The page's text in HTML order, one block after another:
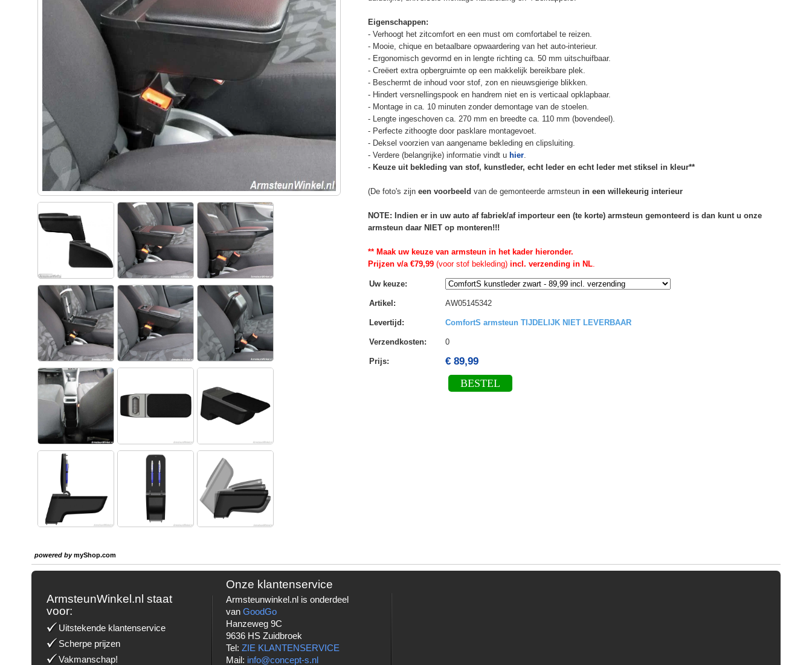
Eigenschappen:
- Verhoogt het zitcomfort en een must om comfortabel te reizen.
- Mooie, chique en betaalbare opwaardering van het auto-interieur.
- Ergonomisch gevormd en in lengte richting ca. 50 mm uitschuifbaar.
- Creëert extra opbergruimte op een makkelijk bereikbare plek.
- Beschermt de inhoud voor stof, zon en nieuwsgierige blikken.
- Hindert versnellingspook en handrem niet en is verticaal opklapbaar.
- Montage in ca. 10 minuten zonder demontage van de stoelen.
- Lengte ingeschoven ca. 270 mm en breedte ca. 110 mm (bovendeel).
- Perfecte zithoogte door pasklare montagevoet.
- Deksel voorzien van aangename bekleding en clipsluiting.
- Verdere (belangrijke) informatie vindt u hier.
- Keuze uit bekleding van stof, kunstleder, echt leder en echt leder met stiksel in kleur**
(De foto's zijn een voorbeeld van de gemonteerde armsteun in een willekeurig interieur
NOTE: Indien er in uw auto af fabriek/af importeur een (te korte) armsteun gemonteerd is dan kunt u onze
armsteun daar NIET op monteren!!!
** Maak uw keuze van armsteun in het kader hieronder.
Prijzen v/a €79,99(voor stof bekleding)incl. verzending in NL.
Uw keuze:
Artikel : AW05145342
Levertijd : ComfortS armsteun TIJDELIJK NIET LEVERBAAR
Verzendkosten: 0
Prijs: € 89,99
BESTEL
powered bymyShop.com
ArmsteunWinkel.nl staat
voor:
Uitstekende klantenservice
Scherpe prijzen
Vakmanschap!
Onze klantenservice
Armsteunwinkel.nl is onderdeel
vanGoodGo
Hanzeweg 9C
9636 HS Zuidbroek
Tel:ZIE KLANTENSERVICE
Mail: info@concept-s.nl